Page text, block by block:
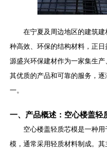
在宁夏及周边地区的建筑
种高效、环保的结构材料，正
源盛兴环保建材作为一家集生
其优质的产品和可靠的服务，
一。
一、产品概述：空心楼盖轻
空心楼盖轻质芯模是一种
模，通常采用轻质材料制成。